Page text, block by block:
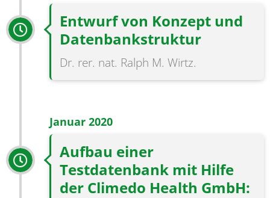
Entwurf von Konzept und
Datenbankstruktur
Dr. rer. nat. Ralph M. Wirtz.
Januar 2020
Aufbau einer
Testdatenbank mit Hilfe
der Climedo Health GmbH: